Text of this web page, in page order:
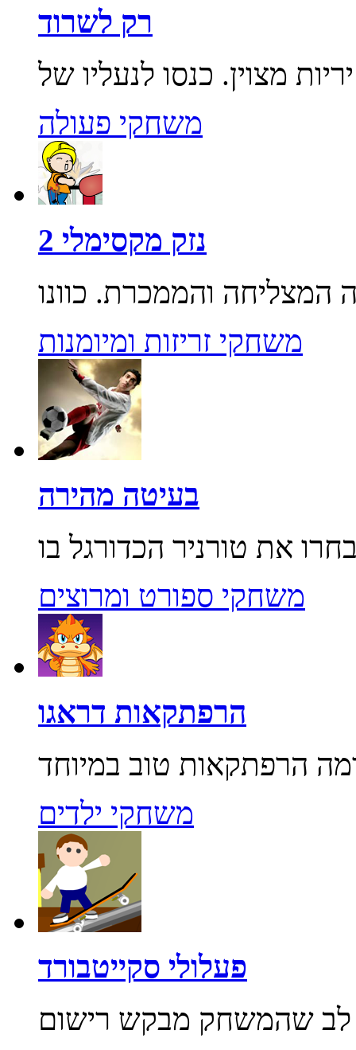
רק לשרוד
משחקי פעולה
נזק מקסימלי 2
משחקי זריזות ומיומנות
בעיטה מהירה
משחקי ספורט ומרוצים
הרפתקאות דראגו
משחקי ילדים
פעלולי סקייטבורד